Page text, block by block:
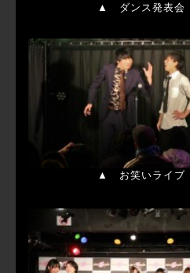
▲ ダンス発表会
▲ お笑いライブ